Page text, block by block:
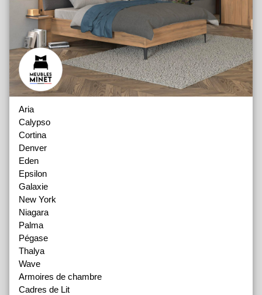
Aria
Calypso
Cortina
Denver
Eden
Epsilon
Galaxie
New York
Niagara
Palma
Pégase
Thalya
Wave
Armoires de chambre
Cadres de Lit